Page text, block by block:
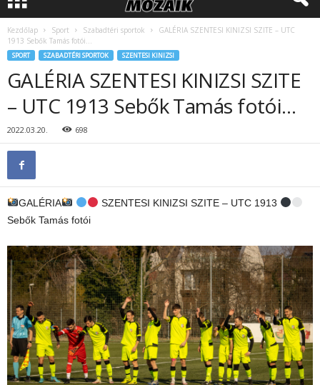
Kezdőlap Sport Szabadtéri sportok
GALÉRIA SZENTESI KINIZSI SZITE – UTC
1913 Sebők Tamás fotói…
SPORT SZABADTÉRI SPORTOK SZENTESI KINIZSI
GALÉRIA SZENTESI KINIZSI SZITE
– UTC 1913 Sebők Tamás fotói…
2022.03.20. 698
GALÉRIA
SZENTESI KINIZSI SZITE – UTC 1913
Sebők Tamás fotói